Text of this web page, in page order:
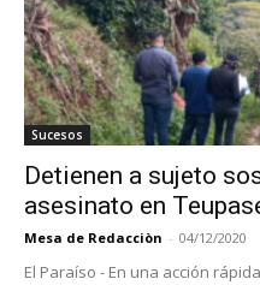
Sucesos
Detienen a sujeto
asesinato en
Mesa de Redacciòn - 04/12/2020
El Paraíso - En una acción